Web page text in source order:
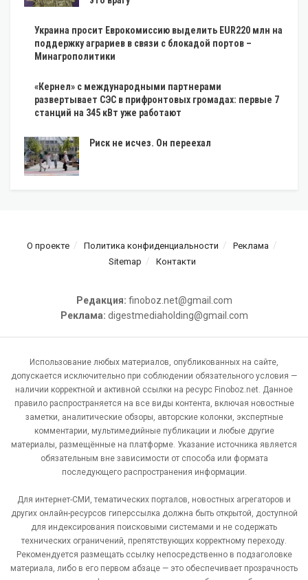
Украина просит Еврокомиссию выделить EUR220 млн на
поддержку аграриев в связи с блокадой портов –
Минагрополитики
«Кернел» с международными партнерами
развертывает СЭС в прифронтовых громадах: первые 7
станций на 345 кВт уже работают
Риск не исчез. Он переехал
О проекте Политика конфиденциальности
Реклама
Sitemap
Контакти
Редакция: finoboz.net@gmail.com
Реклама: digestmediaholding@gmail.com
Использование любых материалов, опубликованных на сайте,
допускается исключительно при соблюдении обязательного условия —
наличии корректной и активной ссылки на ресурс Finoboz.net. Данное
правило распространяется на все виды контента, включая новостные
заметки, аналитические обзоры, авторские колонки, экспертные
комментарии, мультимедийные публикации и любые другие
материалы, размещённые на платформе. Указание источника является
обязательным вне зависимости от способа или формата
последующего распространения информации.
Для интернет-СМИ, тематических порталов, новостных агрегаторов и
других онлайн-ресурсов гиперссылка должна быть открытой, доступной
для индексирования поисковыми системами и не содержать
технических ограничений, препятствующих корректному переходу.
Рекомендуется размещать ссылку непосредственно в подзаголовке
материала, либо в его первом абзаце — это обеспечивает прозрачность